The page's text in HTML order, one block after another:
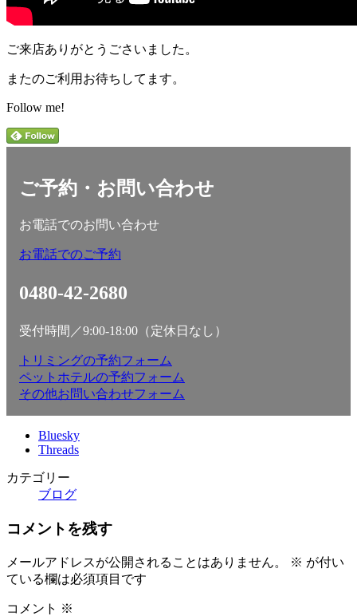
ご来店ありがとうごさいました。
またのご利用お待ちしてます。
Follow me!
ご予約・お問い合わせ
お電話でのお問い合わせ
お電話でのご予約
0480-42-2680
受付時間／9:00-18:00（定休日なし）
トリミングの予約フォーム
ペットホテルの予約フォーム
その他お問い合わせフォーム
Bluesky
Threads
カテゴリー
ブログ
コメントを残す
メールアドレスが公開されることはありません。 ※ が付い
ている欄は必須項目です
コメント ※